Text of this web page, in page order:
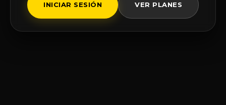
INICIAR SESIÓN VER PLANES